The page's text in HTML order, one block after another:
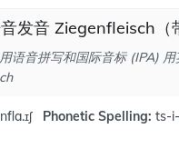
发音 Ziegenfleisch（
语音拼写和国际音标 (IPA)
Phonetic Spelling: ts-